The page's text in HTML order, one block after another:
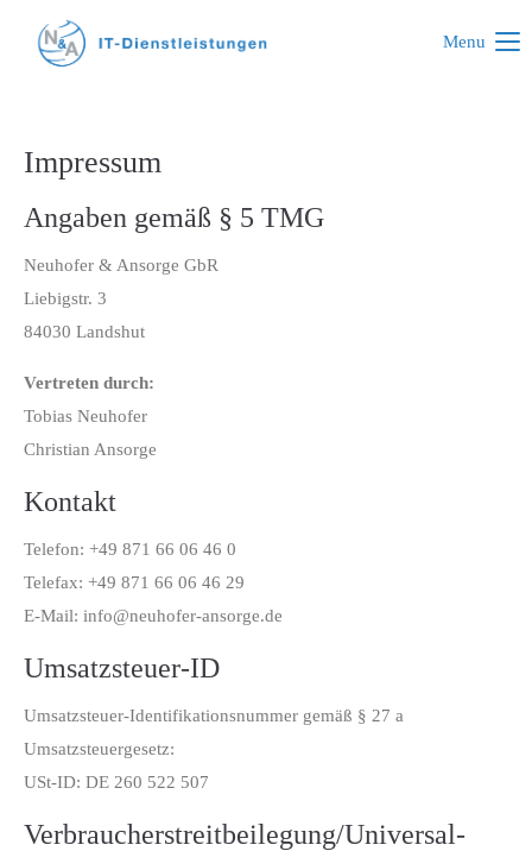
Der Eintrag "offcanvas-col1" existiert leider nicht.
Der Eintrag "offcanvas-col3" existiert leider nicht.
Der Eintrag "offcanvas-col4" existiert leider nicht.
Menu
Impressum
Angaben gemäß § 5 TMG
Neuhofer & Ansorge GbR
Liebigstr. 3
84030 Landshut
Vertreten durch:
Tobias Neuhofer
Christian Ansorge
Kontakt
Telefon: +49 871 66 06 46 0
Telefax: +49 871 66 06 46 29
E-Mail: info@neuhofer-ansorge.de
Umsatzsteuer-ID
Umsatzsteuer-Identifikationsnummer gemäß § 27 a
Umsatzsteuergesetz:
USt-ID: DE 260 522 507
Verbraucher­streit­beilegung/Universal­